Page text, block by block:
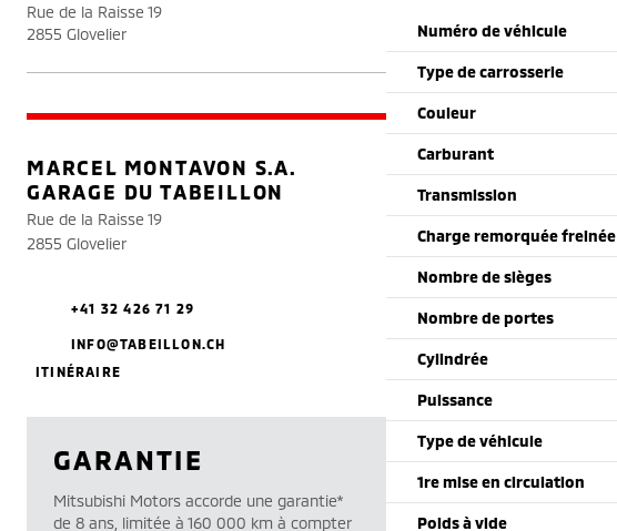
Numéro de véhicule
Type de carrosserie
Couleur
Carburant
Transmission
Charge remorquée freinée
Nombre de sièges
Nombre de portes
Cylindrée
Puissance
Type de véhicule
1re mise en circulation
Poids à vide
Rue de la Raisse 19
2855 Glovelier
MARCEL MONTAVON S.A.
GARAGE DU TABEILLON
Rue de la Raisse 19
2855 Glovelier
+41 32 426 71 29
INFO@TABEILLON.CH
ITINÉRAIRE
GARANTIE
Mitsubishi Motors accorde une garantie*
de 8 ans, limitée à 160 000 km à compter